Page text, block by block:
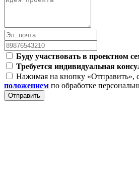
Буду участвовать в проектном
Требуется индивидуальная
Нажимая на кнопку «Отправить»,
положением по обработке
Отправить